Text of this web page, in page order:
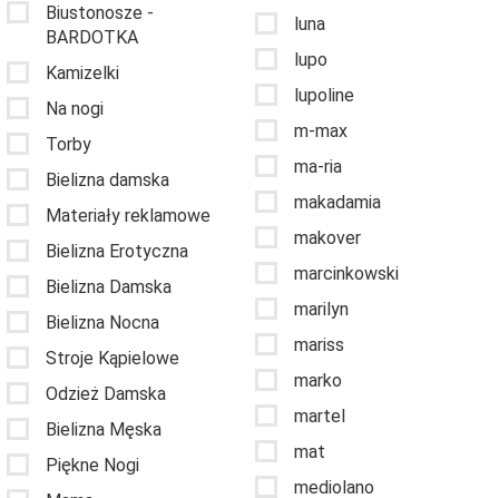
Biustonosze -
BARDOTKA
Kamizelki
Na nogi
Torby
Bielizna damska
Materiały reklamowe
Bielizna Erotyczna
Bielizna Damska
Bielizna Nocna
Stroje Kąpielowe
Odzież Damska
Bielizna Męska
Piękne Nogi
luna
lupo
lupoline
m-max
ma-ria
makadamia
makover
marcinkowski
marilyn
mariss
marko
martel
mat
mediolano